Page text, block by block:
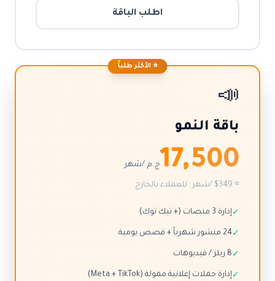
اطلب الباقة
⭐ الأكثر طلباً
📣
باقة النمو
17,500ج.م /شهر
≈ $349 /شهر · للعملاء بالخارج
✓إدارة 3 منصات (+ تيك توك)
✓24 منشور شهرياً + قصص يومية
✓ 8 ريلز / فيديوهات
✓إدارة حملات إعلانية ممولة (Meta + TikTok)